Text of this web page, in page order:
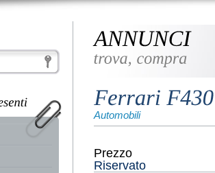
Automobili
Prezzo
Riservato